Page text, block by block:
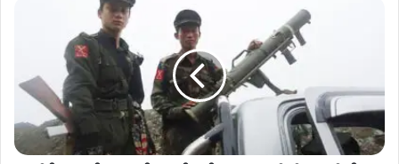
ရွာသားတွေက
အဆောက်အဦးထဲမှာပဲရှိနေတဲ့အဲ့
အဆောက်အဦးပေါ်ကျဲလိုက်တော့
ဦးပဇင်းတစ်ပါးနဲ့ရွာသားခြောက်
ဟာပွဲချင်းပြီးဖြစ်သွားတာ”လို့သူကပြောပါတယ်။
စစ်ကောင်စီတပ်က ဂျက်ဖိုက်တာတစ်စီးနဲ့ ကျဲချခဲ့တဲ့ ဗုံးသီးတစ်လုံး
ဟာ အရပ်သားတွေစုနေတဲ့
ဘုန်းတော်ကြီးကျောင်းဆောင်တည့်
တည့်ကိုကျရောက်ပေါက်ကွဲခဲ့တာကြောင့် ဖြစ်စဉ်ဖြစ်သွားတဲ့ည
မှာ
စစ်တပ်
KPDF
တို့